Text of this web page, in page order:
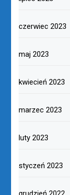
czerwiec 2023
maj 2023
kwiecień 2023
marzec 2023
luty 2023
styczeń 2023